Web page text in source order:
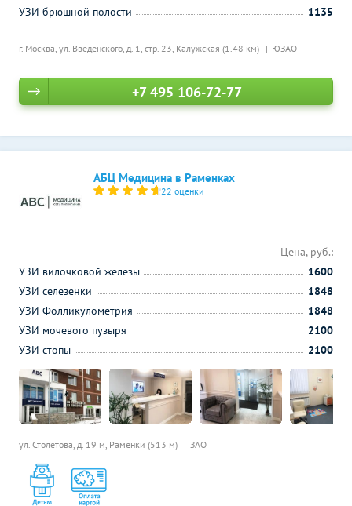
г. Москва, ул. Введенского, д. 1, стр. 23, Калужская (1.48 км) ЮЗАО
УЗИ брюшной полости
1135
+7 495 106-72-77
АБЦ Медицина в Раменках
22 оценки
ул. Столетова, д. 19 м, Раменки (513 м) ЗАО
Цена, руб.:
УЗИ вилочковой железы
1600
УЗИ селезенки
1848
УЗИ Фолликулометрия
1848
УЗИ мочевого пузыря
2100
УЗИ стопы
2100